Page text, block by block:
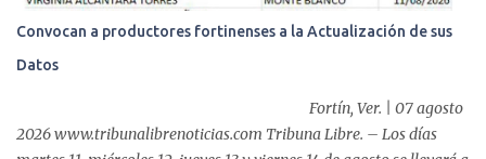
Convocan a productores fortinenses a la Actualización de sus
Datos
Fortín, Ver. | 07 agosto
2026 www.tribunalibrenoticias.com Tribuna Libre. – Los días